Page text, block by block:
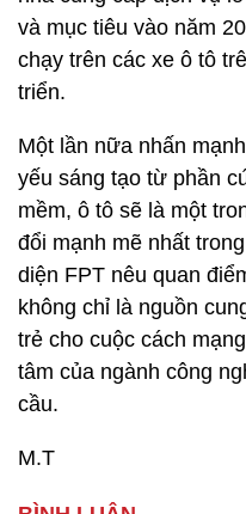
và mục tiêu vào năm
chạy trên các xe ô tô
triển.
Một lần nữa nhấn
yếu sáng tạo từ phần
mềm, ô tô sẽ là một
đổi mạnh mẽ nhất
diện FPT nêu quan
không chỉ là nguồn
trẻ cho cuộc cách
tâm của ngành công
cầu.
M.T